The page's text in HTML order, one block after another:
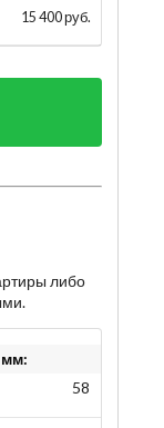
15 400 руб.
либо
мм:
58